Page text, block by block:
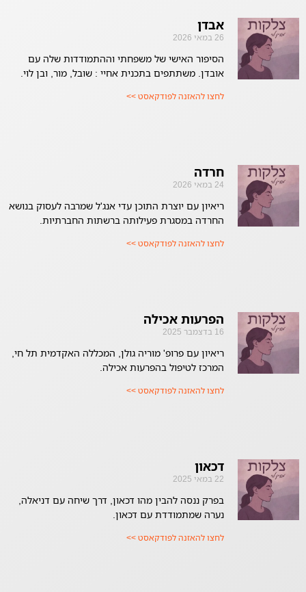
אבדן
26 במאי 2026
הסיפור האישי של משפחתי וההתמודדות שלה עם
אובדן. משתתפים בתכנית אחיי : שובל, מור, ובן לוי.
לחצו להאזנה לפודקאסט >>
חרדה
24 במאי 2026
ריאיון עם יוצרת התוכן עדי אנג'ל שמרבה לעסוק בנושא
החרדה במסגרת פעילותה ברשתות החברתיות.
לחצו להאזנה לפודקאסט >>
הפרעות אכילה
16 בדצמבר 2025
ריאיון עם פרופ' מוריה גולן, המכללה האקדמית תל חי,
המרכז לטיפול בהפרעות אכילה.
לחצו להאזנה לפודקאסט >>
דכאון
22 במאי 2025
בפרק ננסה להבין מהו דכאון, דרך שיחה עם דניאלה,
נערה שמתמודדת עם דכאון.
לחצו להאזנה לפודקאסט >>